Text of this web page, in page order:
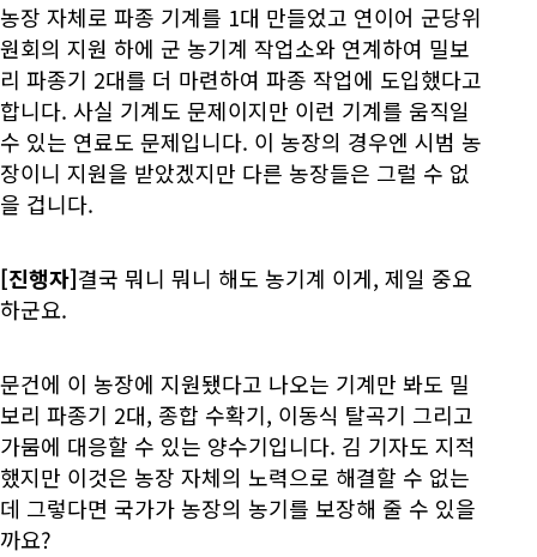
농장 자체로 파종 기계를 1대 만들었고 연이어 군당위
원회의 지원 하에 군 농기계 작업소와 연계하여 밀보
리 파종기 2대를 더 마련하여 파종 작업에 도입했다고
합니다. 사실 기계도 문제이지만 이런 기계를 움직일
수 있는 연료도 문제입니다. 이 농장의 경우엔 시범 농
장이니 지원을 받았겠지만 다른 농장들은 그럴 수 없
을 겁니다.
[진행자]결국 뭐니 뭐니 해도 농기계 이게, 제일 중요
하군요.
문건에 이 농장에 지원됐다고 나오는 기계만 봐도 밀
보리 파종기 2대, 종합 수확기, 이동식 탈곡기 그리고
가뭄에 대응할 수 있는 양수기입니다. 김 기자도 지적
했지만 이것은 농장 자체의 노력으로 해결할 수 없는
데 그렇다면 국가가 농장의 농기를 보장해 줄 수 있을
까요?